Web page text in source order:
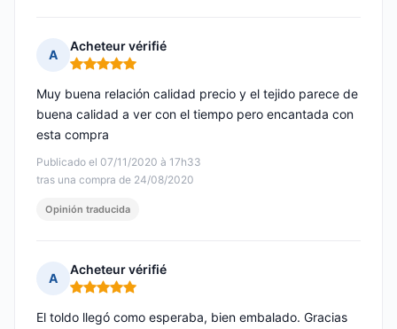
A
Acheteur vérifié
Nota: 5 de 5
Publicado el 07/11/2020 à 17h33
tras una compra de 24/08/2020
Muy buena relación calidad precio y el tejido parece de
buena calidad a ver con el tiempo pero encantada con
esta compra
Opinión traducida
A
Acheteur vérifié
Nota: 5 de 5
El toldo llegó como esperaba, bien embalado. Gracias